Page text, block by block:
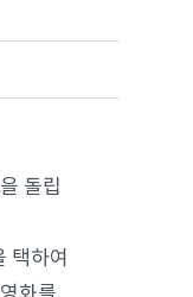
돌립
택하여